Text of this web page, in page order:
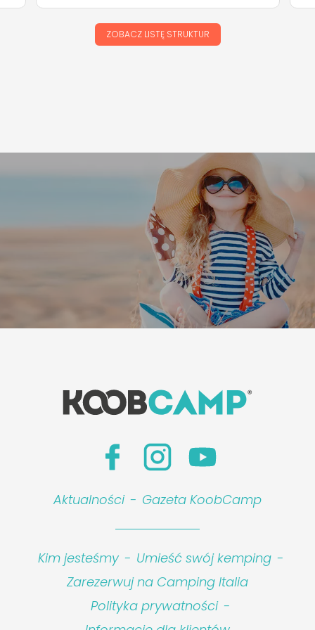
ZOBACZ LISTĘ STRUKTUR
Aktualności - Gazeta KoobCamp
Kim jesteśmy - Umieść swój kemping -
Zarezerwuj na Camping Italia
Polityka prywatności -